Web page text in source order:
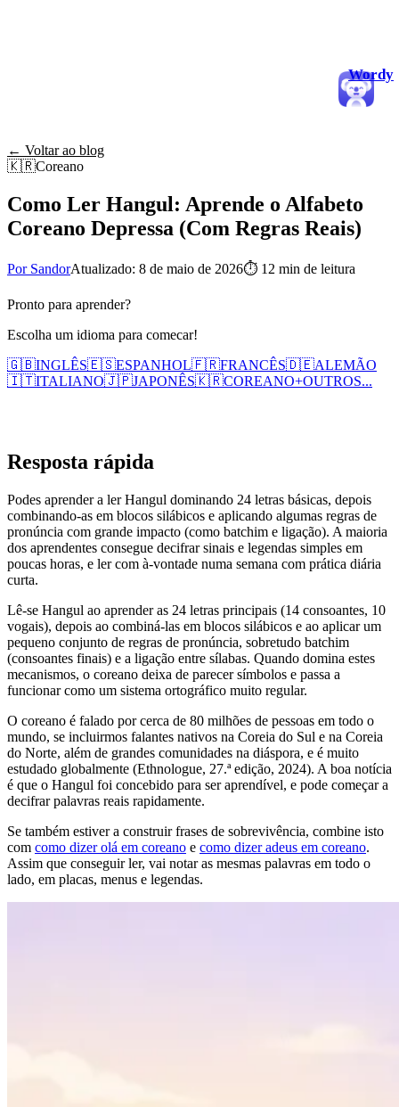
Wordy
← Voltar ao blog
🇰🇷Coreano
Como Ler Hangul: Aprende o Alfabeto
Coreano Depressa (Com Regras Reais)
Por SandorAtualizado: 8 de maio de 2026⏱ 12 min de leitura
Pronto para aprender?
Escolha um idioma para comecar!
🇬🇧INGLÊS🇪🇸ESPANHOL🇫🇷FRANCÊS🇩🇪ALEMÃO
🇮🇹ITALIANO🇯🇵JAPONÊS🇰🇷COREANO+OUTROS...
Resposta rápida
Podes aprender a ler Hangul dominando 24 letras básicas, depois
combinando-as em blocos silábicos e aplicando algumas regras de
pronúncia com grande impacto (como batchim e ligação). A maioria
dos aprendentes consegue decifrar sinais e legendas simples em
poucas horas, e ler com à-vontade numa semana com prática diária
curta.
Lê-se Hangul ao aprender as 24 letras principais (14 consoantes, 10
vogais), depois ao combiná-las em blocos silábicos e ao aplicar um
pequeno conjunto de regras de pronúncia, sobretudo batchim
(consoantes finais) e a ligação entre sílabas. Quando domina estes
mecanismos, o coreano deixa de parecer símbolos e passa a
funcionar como um sistema ortográfico muito regular.
O coreano é falado por cerca de 80 milhões de pessoas em todo o
mundo, se incluirmos falantes nativos na Coreia do Sul e na Coreia
do Norte, além de grandes comunidades na diáspora, e é muito
estudado globalmente (Ethnologue, 27.ª edição, 2024). A boa notícia
é que o Hangul foi concebido para ser aprendível, e pode começar a
decifrar palavras reais rapidamente.
Se também estiver a construir frases de sobrevivência, combine isto
com como dizer olá em coreano e como dizer adeus em coreano.
Assim que conseguir ler, vai notar as mesmas palavras em todo o
lado, em placas, menus e legendas.